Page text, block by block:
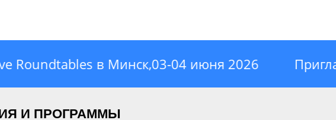
в Минск,03-04 июня 2026
И ПРОГРАММЫ